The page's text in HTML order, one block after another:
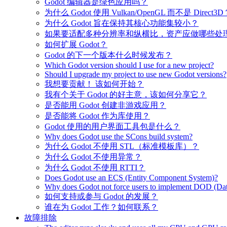
Godot 编辑器是绿色应用吗？
为什么 Godot 使用 Vulkan/OpenGL 而不是 Direct3D
为什么 Godot 旨在保持其核心功能集较小？
如果要适配多种分辨率和纵横比，资产应做哪些处
如何扩展 Godot？
Godot 的下一个版本什么时候发布？
Which Godot version should I use for a new project?
Should I upgrade my project to use new Godot versions?
我想要贡献！ 该如何开始？
我有个关于 Godot 的好主意，该如何分享它？
是否能用 Godot 创建非游戏应用？
是否能将 Godot 作为库使用？
Godot 使用的用户界面工具包是什么？
Why does Godot use the SCons build system?
为什么 Godot 不使用 STL（标准模板库）？
为什么 Godot 不使用异常？
为什么 Godot 不使用 RTTI？
Does Godot use an ECS (Entity Component System)?
Why does Godot not force users to implement DOD
如何支持或参与 Godot 的发展？
谁在为 Godot 工作？如何联系？
故障排除